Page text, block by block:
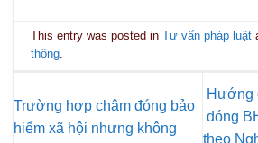
This entry was posted inTư vấn pháp luật
thông.
Trường hợp chậm đóng bảo
hiểm xã hội nhưng không
Hướng
đóng
theo